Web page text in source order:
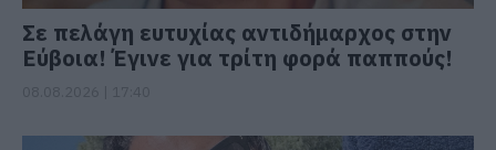
Σε πελάγη ευτυχίας αντιδήμαρχος στην
Εύβοια! Έγινε για τρίτη φορά παππούς!